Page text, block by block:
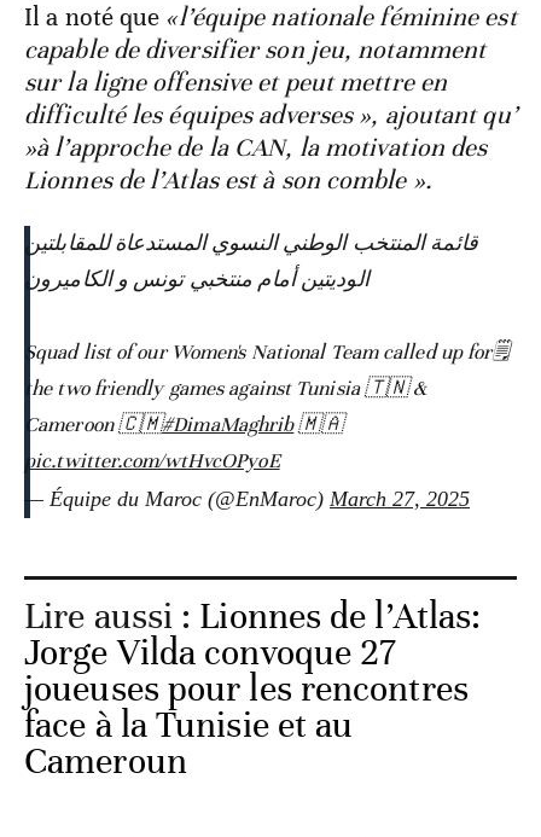
Il a noté que «l’équipe nationale féminine est
capable de diversifier son jeu, notamment
sur la ligne offensive et peut mettre en
difficulté les équipes adverses », ajoutant qu’
»à l’approche de la CAN, la motivation des
Lionnes de l’Atlas est à son comble ».
قائمة المنتخب الوطني النسوي المستدعاة للمقابلتين
الوديتين أمام منتخبي تونس و الكاميرون
🗒️Squad list of our Women's National Team called up for
the two friendly games against Tunisia 🇹🇳 &
Cameroon 🇨🇲#DimaMaghrib🇲🇦
pic.twitter.com/wtHvcOPyoE
— Équipe du Maroc (@EnMaroc) March 27, 2025
Lire aussi : Lionnes de l’Atlas:
Jorge Vilda convoque 27
joueuses pour les rencontres
face à la Tunisie et au
Cameroun